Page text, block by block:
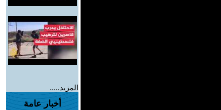
المزيد.....
أخبار عامة